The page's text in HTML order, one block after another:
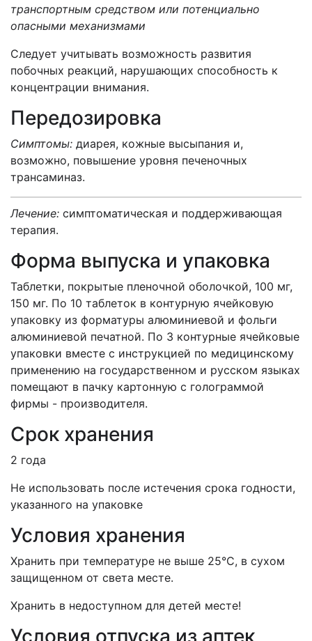
транспортным средством или потенциально
опасными механизмами
Следует учитывать возможность развития
побочных реакций, нарушающих способность к
концентрации внимания.
Передозировка
Симптомы: диарея, кожные высыпания и,
возможно, повышение уровня печеночных
трансаминаз.
Лечение: симптоматическая и поддерживающая
терапия.
Форма выпуска и упаковка
Таблетки, покрытые пленочной оболочкой, 100 мг,
150 мг. По 10 таблеток в контурную ячейковую
упаковку из форматуры алюминиевой и фольги
алюминиевой печатной. По 3 контурные ячейковые
упаковки вместе с инструкцией по медицинскому
применению на государственном и русском языках
помещают в пачку картонную с голограммой
фирмы - производителя.
Срок хранения
2 года
Не использовать после истечения срока годности,
указанного на упаковке
Условия хранения
Хранить при температуре не выше 25°С, в сухом
защищенном от света месте.
Хранить в недоступном для детей месте!
Условия отпуска из аптек